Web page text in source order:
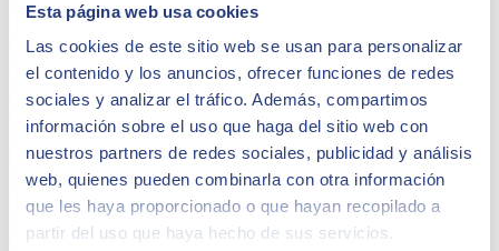
Esta página web usa cookies
Las cookies de este sitio web se usan para personalizar
el contenido y los anuncios, ofrecer funciones de redes
sociales y analizar el tráfico. Además, compartimos
información sobre el uso que haga del sitio web con
nuestros partners de redes sociales, publicidad y análisis
web, quienes pueden combinarla con otra información
que les haya proporcionado o que hayan recopilado a
partir del uso que haya hecho de sus servicios.
Registre-se no formulário e enviaremos as diferentes opções que
oferecemos na SEIDOR para que seu ERP da SAP contemple este
imposto em todos os processos.
Palestrantes
Pilar Gavira
Directora de Delegación SUR Consultoría SAP en SEIDOR
Gestora de Consultoría Zona Sur en SEIDOR